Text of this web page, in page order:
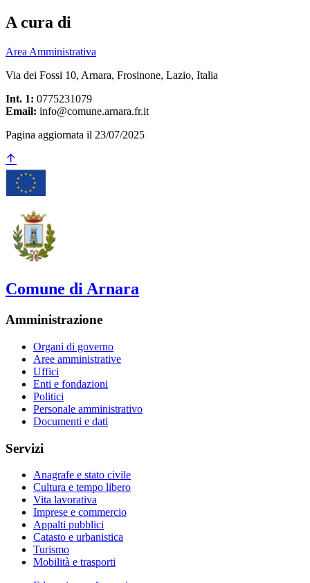
A cura di
Area Amministrativa
Via dei Fossi 10, Arnara, Frosinone, Lazio, Italia
Int. 1: 0775231079
Email: info@comune.arnara.fr.it
Pagina aggiornata il 23/07/2025
Comune di Arnara
Amministrazione
Organi di governo
Aree amministrative
Uffici
Enti e fondazioni
Politici
Personale amministrativo
Documenti e dati
Servizi
Anagrafe e stato civile
Cultura e tempo libero
Vita lavorativa
Imprese e commercio
Appalti pubblici
Catasto e urbanistica
Turismo
Mobilità e trasporti